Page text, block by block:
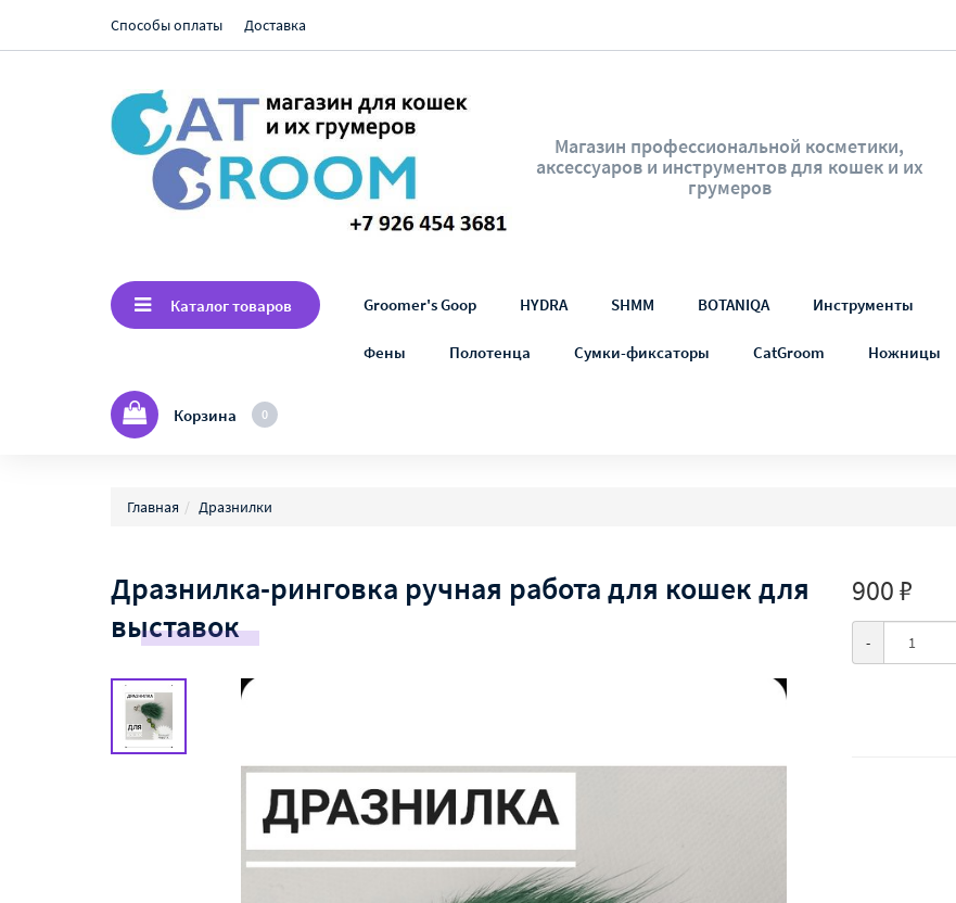
Способы оплаты Доставка
Магазин профессиональной косметики,
аксессуаров и инструментов для кошек и их
грумеров
Каталог товаров Groomer's Goop HYDRA SHMM BOTANIQA Инструменты
Фены Полотенца Сумки-фиксаторы CatGroom Ножницы
0
Корзина
Главная Дразнилки
Дразнилка-ринговка ручная работа для кошек для
выставок
900 ₽
-